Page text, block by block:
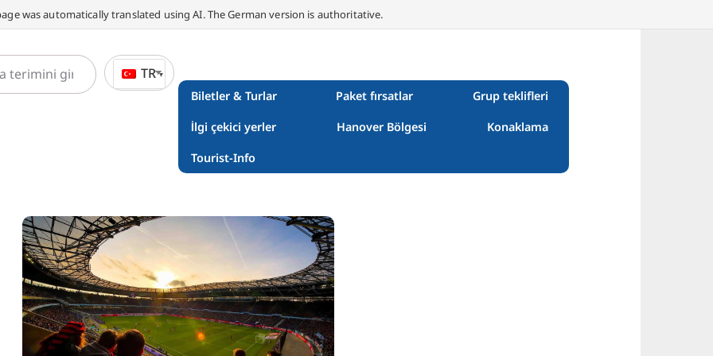
was automatically translated using AI. The German version is authoritative.
TR
Biletler & Turlar Paket fırsatlar Grup teklifleri
İlgi çekici yerler Hanover Bölgesi Konaklama
Tourist-Info